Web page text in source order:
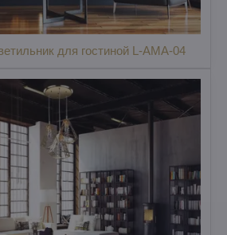
для гостиной L-AMA-04